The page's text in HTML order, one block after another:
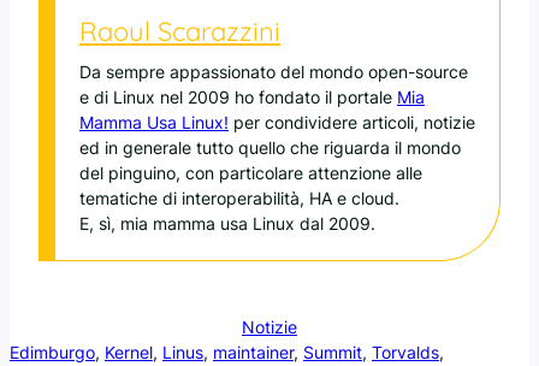
Raoul Scarazzini
Da sempre appassionato del mondo open-source
e di Linux nel 2009 ho fondato il portale Mia
Mamma Usa Linux! per condividere articoli, notizie
ed in generale tutto quello che riguarda il mondo
del pinguino, con particolare attenzione alle
tematiche di interoperabilità, HA e cloud.
E, sì, mia mamma usa Linux dal 2009.
Notizie
Edimburgo, Kernel, Linus, maintainer, Summit, Torvalds